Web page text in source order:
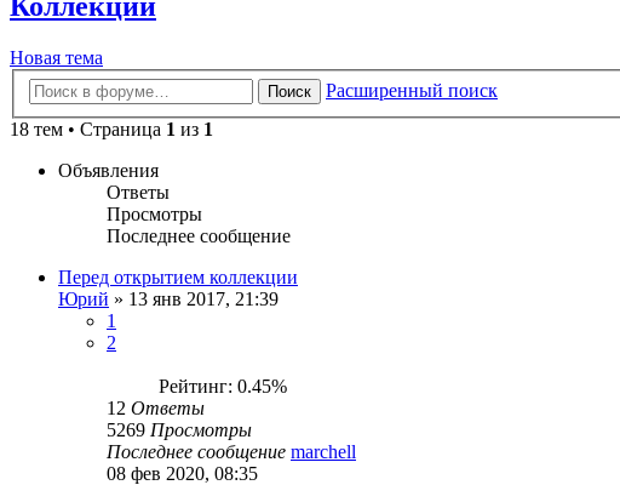
Коллекции
Новая тема
Поиск
Расширенный поиск
18 тем • Страница 1 из 1
Объявления
Ответы
Просмотры
Последнее сообщение
Перед открытием коллекции
Юрий » 13 янв 2017, 21:39
1
2
Рейтинг: 0.45%
12 Ответы
5269 Просмотры
Последнее сообщение marchell
08 фев 2020, 08:35